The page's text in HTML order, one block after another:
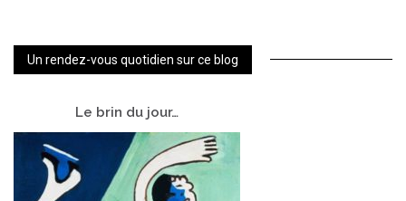
Un rendez-vous quotidien sur ce blog
Le brin du jour…